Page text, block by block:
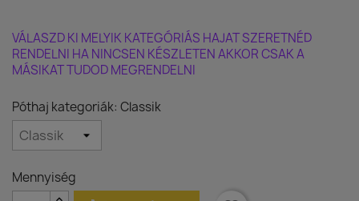
VÁLASZD KI MELYIK KATEGÓRIÁS HAJAT SZERETNÉD
RENDELNI HA NINCSEN KÉSZLETEN AKKOR CSAK A
MÁSIKAT TUDOD MEGRENDELNI
Póthaj kategoriák: Classik
Mennyiség